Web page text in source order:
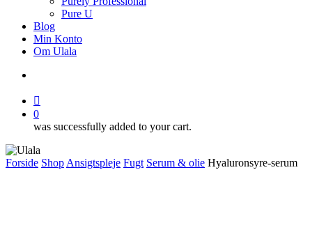
Pure U
Blog
Min Konto
Om Ulala
0
was successfully added to your cart.
Forside Shop Ansigtspleje Fugt Serum & olie Hyaluronsyre-serum